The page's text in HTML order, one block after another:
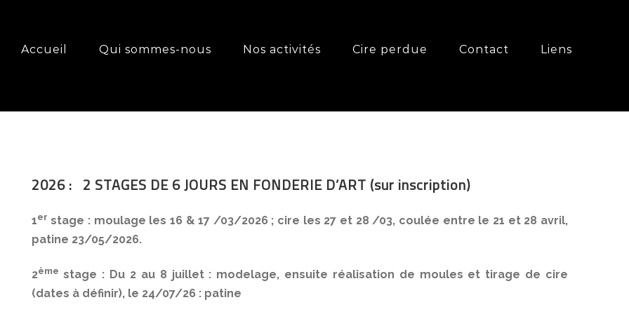
Accueil Qui sommes-nous Nos activités Cire perdue Contact Liens
2026: 2 STAGES DE 6 JOURS EN FONDERIE D’ART (sur inscription)
1er stage : moulage les 16 & 17 /03/2026 ; cire les 27 et 28 /03, coulée entre le 21 et 28 avril,
patine 23/05/2026.
2ème stage : Du 2 au 8 juillet : modelage, ensuite réalisation de moules et tirage de cire
(dates à définir), le 24/07/26 : patine